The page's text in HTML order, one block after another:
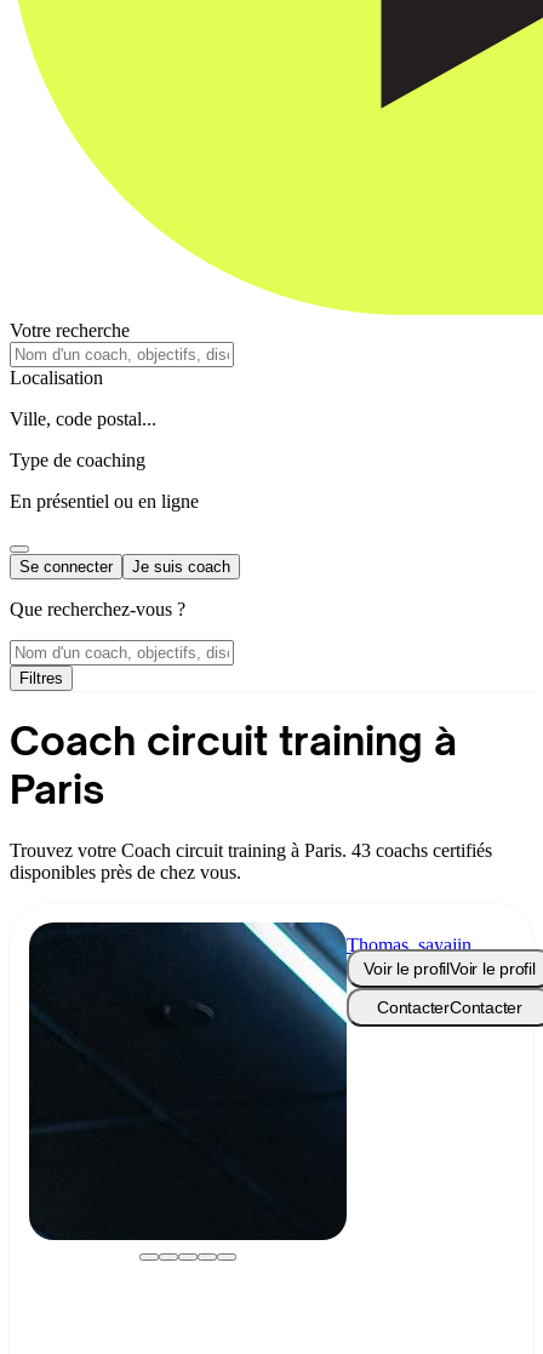
Votre recherche
Localisation
Ville, code postal...
Type de coaching
En présentiel ou en ligne
Se connecter Je suis coach
Que recherchez-vous ?
Filtres
Coach circuit training à
Paris
Trouvez votre Coach circuit training à Paris. 43 coachs certifiés
disponibles près de chez vous.
Thomas_sayajin
Voir le profilVoir le profil
ContacterContacter